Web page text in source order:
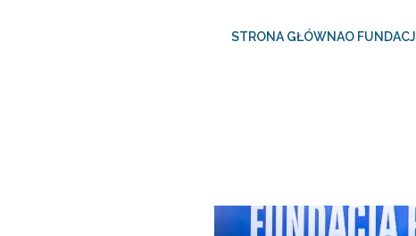
STRONA GŁÓWNAO FUNDACJI